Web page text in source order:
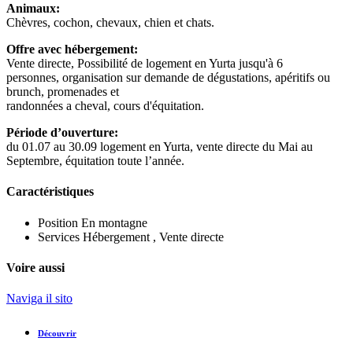
Animaux:
Chèvres, cochon, chevaux, chien et chats.
Offre avec hébergement:
Vente directe, Possibilité de logement en Yurta jusqu'à 6
personnes, organisation sur demande de dégustations, apéritifs ou
brunch, promenades et
randonnées a cheval, cours d'équitation.
Période d’ouverture:
du 01.07 au 30.09 logement en Yurta, vente directe du Mai au
Septembre, équitation toute l’année.
Caractéristiques
Position En montagne
Services Hébergement , Vente directe
Voire aussi
Naviga il sito
Découvrir